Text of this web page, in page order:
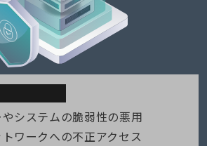
システムの脆弱性の悪用
ワークへの不正アクセス